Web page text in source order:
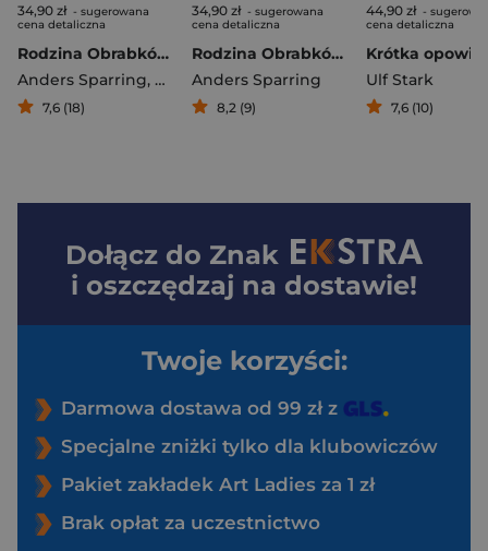
34,90 zł - sugerowana
cena detaliczna
Rodzina Obrabków i dama w boa
Anders Sparring, Gustavsson Per
7,6 (18)
34,90 zł - sugerowana
cena detaliczna
Rodzina Obrabków i srebrny puchar
Anders Sparring
8,2 (9)
44,90 zł -
cena detaliczna
Ulf Stark
7,6 (10)
Dołącz do Znak
i oszczędzaj na dostawie!
Twoje korzyści:
Darmowa dostawa od 99 zł z
Specjalne zniżki tylko dla klubowiczów
Pakiet zakładek Art Ladies za 1 zł
Brak opłat za uczestnictwo